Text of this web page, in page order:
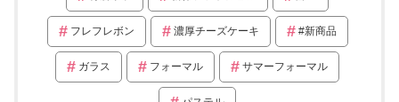
フレフレボン 濃厚チーズケーキ #新商品
ガラス フォーマル サマーフォーマル